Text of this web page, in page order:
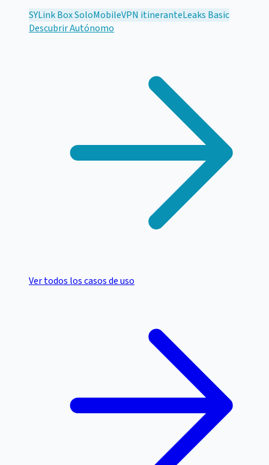
SYLink Box SoloMobileVPN itineranteLeaks Basic
DescubrirAutónomo
Ver todos los casos de uso